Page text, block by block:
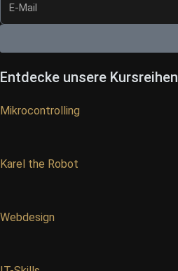
Entdecke unsere Kursreihen
Mikrocontrolling
Karel the Robot
Webdesign